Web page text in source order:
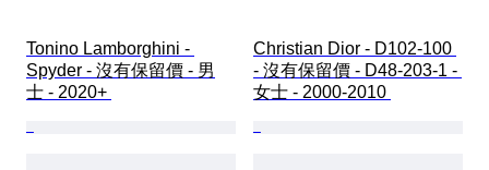
Tonino Lamborghini -
Spyder - 沒有保留價 - 男
士 - 2020+
Christian Dior - D102-100
- 沒有保留價 - D48-203-1 -
女士 - 2000-2010